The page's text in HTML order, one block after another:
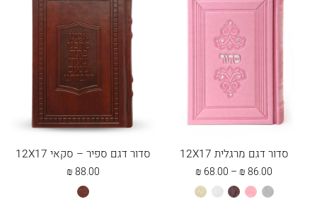
סדור דגם מרגלית 12X17
68.00
₪ – 86.00
₪
⁦68.00 ₪⁩אפורורודחום לבן שמנת
סדור דגם ספיר – סקאי 12X17
88.00
₪
חום